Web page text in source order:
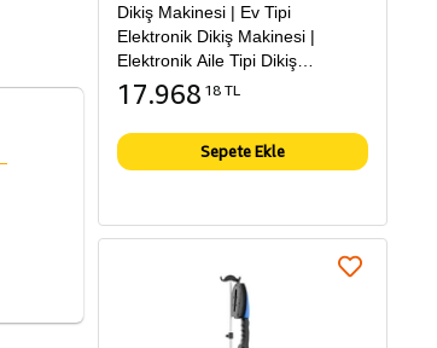
Dikiş Makinesi | Ev Tipi
Elektronik Dikiş Makinesi |
Elektronik Aile Tipi Dikiş
Makinesi
17.968 18 TL
Sepete Ekle